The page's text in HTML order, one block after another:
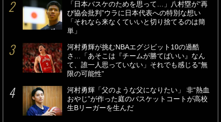
「日本バスケのためを思って…」八村塁が“再
び協会批判”ウラに日本代表への特別な想い
「それなら来なくていいと切り捨てるのは簡
単」
河村勇輝が挑むNBAエグジビット10の過酷
さ…「あそこは『チームが勝てばいい』なん
て、誰一人思っていない」それでも感じる“無
限の可能性”
河村勇輝「父のような父になりたい」 非“熱血
おやじ”が作った庭のバスケットコートが高校
生Bリーガーを生んだ